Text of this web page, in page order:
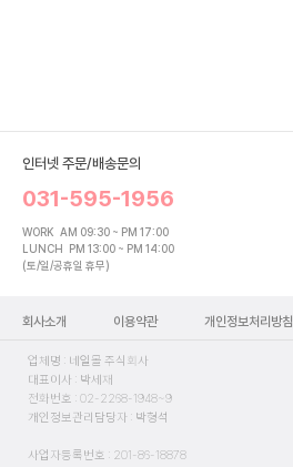
인터넷 주문/배송문의
031-595-1956
WORK AM 09:30 ~ PM 17:00
LUNCH PM 13:00 ~ PM 14:00
(토/일/공휴일 휴무)
회사소개 이용약관 개인정보처리방침
업체명 : 네일몰 주식회사
대표이사 : 박세재
전화번호 : 02-2268-1948~9
개인정보관리담당자 : 박형석
사업자등록번호 : 201-86-18878